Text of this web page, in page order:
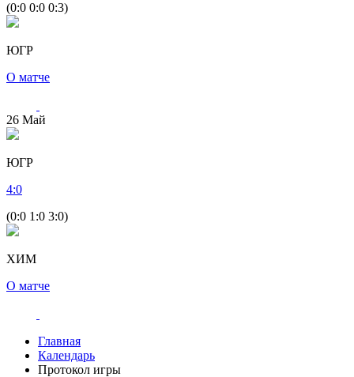
(0:0 0:0 0:3)
ЮГР
О матче
26 Май
ЮГР
4:0
(0:0 1:0 3:0)
ХИМ
О матче
Главная
Календарь
Протокол игры